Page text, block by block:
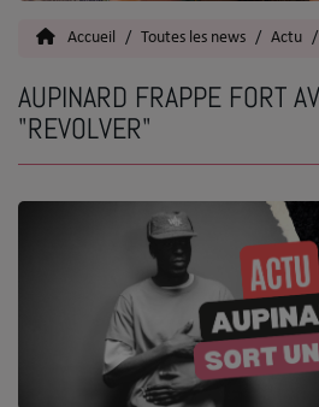
Actu
Interviews
SOUL ADDICT PLAY
Accueil Toutes les news Actu
AUPINARD FRAPPE FORT
"REVOLVER"